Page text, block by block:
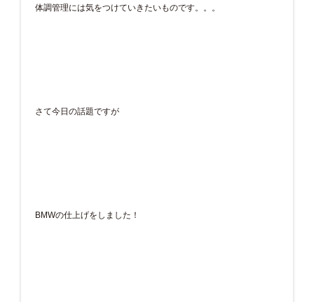
体調管理には気をつけていきたいものです。。。
さて今日の話題ですが
BMWの仕上げをしました！